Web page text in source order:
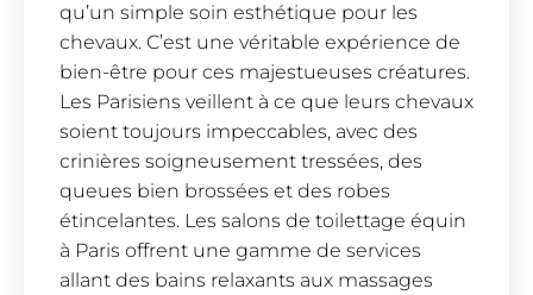
qu’un simple soin esthétique pour les
chevaux. C’est une véritable expérience de
bien-être pour ces majestueuses créatures.
Les Parisiens veillent à ce que leurs chevaux
soient toujours impeccables, avec des
crinières soigneusement tressées, des
queues bien brossées et des robes
étincelantes. Les salons de toilettage équin
à Paris offrent une gamme de services
allant des bains relaxants aux massages